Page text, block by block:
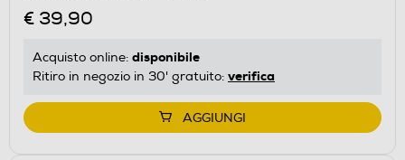
€ 39,90
Acquisto online: disponibile
Ritiro in negozio in 30' gratuito: verifica
AGGIUNGI